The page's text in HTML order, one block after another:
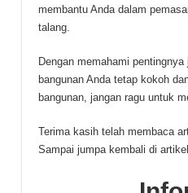
membantu Anda dalam
talang.
Dengan memahami
bangunan Anda tetap kokoh
bangunan, jangan ragu untuk
Terima kasih telah membaca
Sampai jumpa kembali di